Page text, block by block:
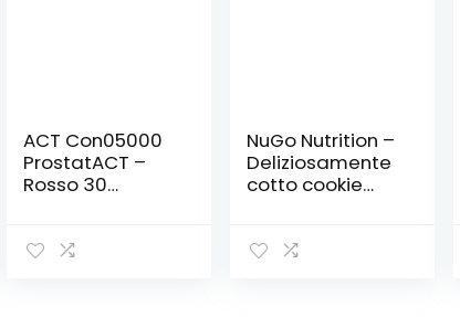
ACT Con05000
ProstatACT –
Rosso 30
NuGo Nutrition –
Deliziosamente
cotto cookie
fondente – 12